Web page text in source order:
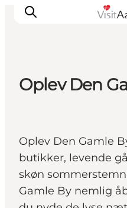
Byer og steder
Planlæg ferien
Transport
Oplev Den
Oplev Den Gamle
butikker, levende
skøn
Gamle By nemlig